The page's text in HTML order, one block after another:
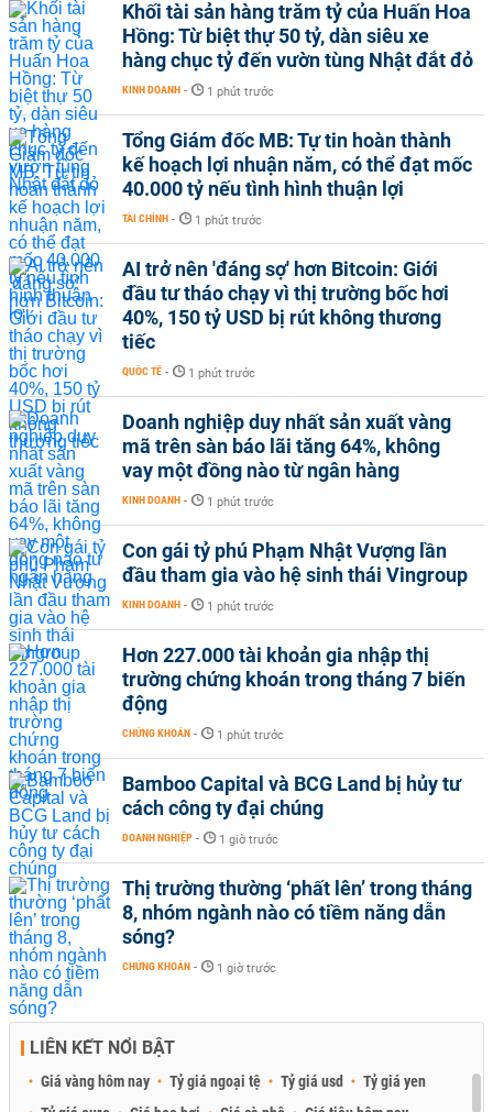
Khối tài sản hàng trăm tỷ của Huấn Hoa
Hồng: Từ biệt thự 50 tỷ, dàn siêu xe
hàng chục tỷ đến vườn tùng Nhật đắt đỏ
KINH DOANH - 1 phút trước
Tổng Giám đốc MB: Tự tin hoàn thành
kế hoạch lợi nhuận năm, có thể đạt mốc
40.000 tỷ nếu tình hình thuận lợi
TÀI CHÍNH - 1 phút trước
AI trở nên 'đáng sợ' hơn Bitcoin: Giới
đầu tư tháo chạy vì thị trường bốc hơi
40%, 150 tỷ USD bị rút không thương
tiếc
QUỐC TẾ - 1 phút trước
Doanh nghiệp duy nhất sản xuất vàng
mã trên sàn báo lãi tăng 64%, không
vay một đồng nào từ ngân hàng
KINH DOANH - 1 phút trước
Con gái tỷ phú Phạm Nhật Vượng lần
đầu tham gia vào hệ sinh thái Vingroup
KINH DOANH - 1 phút trước
Hơn 227.000 tài khoản gia nhập thị
trường chứng khoán trong tháng 7 biến
động
CHỨNG KHOÁN - 1 phút trước
Bamboo Capital và BCG Land bị hủy tư
cách công ty đại chúng
DOANH NGHIỆP - 1 giờ trước
Thị trường thường ‘phất lên’ trong tháng
8, nhóm ngành nào có tiềm năng dẫn
sóng?
CHỨNG KHOÁN - 1 giờ trước
LIÊN KẾT NỔI BẬT
Giá vàng hôm nay Tỷ giá ngoại tệ Tỷ giá usd
Tỷ giá yen